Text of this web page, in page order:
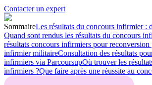
Contacter un expert
SommaireLes résultats du concours infirmier :
Quand sont rendus les résultats du concours
résultats concours infirmiers pour reconversion
infirmier militaireConsultation des résultats
infirmiers via ParcoursupOù trouver les
infirmiers ?Que faire après une réussite au